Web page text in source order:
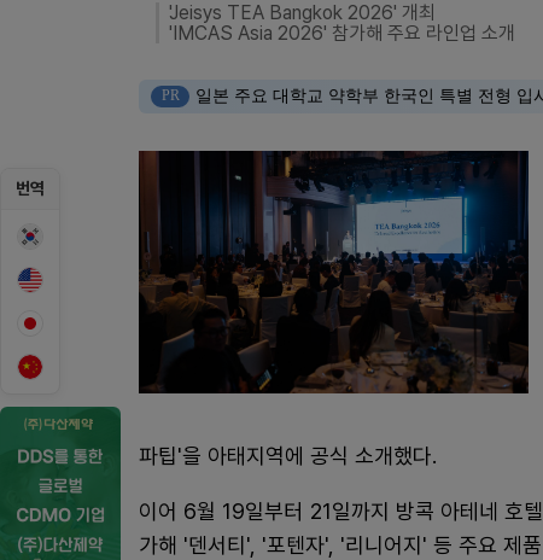
번역
'Jeisys TEA Bangkok 2026' 개최
'IMCAS Asia 2026' 참가해 주요 라인업 소개
PR 일본 주요 대학교 약학부 한국인 특별 전형 입
파팁'을 아태지역에 공식 소개했다.
이어 6월 19일부터 21일까지 방콕 아테네
가해 '덴서티', '포텐자', '리니어지' 등 주요 제